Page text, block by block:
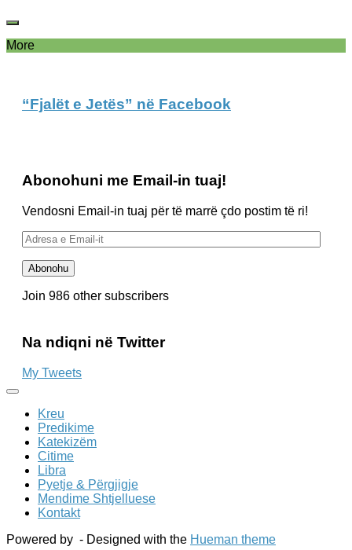
More
“Fjalët e Jetës” në Facebook
Abonohuni me Email-in tuaj!
Vendosni Email-in tuaj për të marrë çdo postim të ri!
Adresa
e
Email-
it
Abonohu
Join 986 other subscribers
Na ndiqni në Twitter
My Tweets
Kreu
Predikime
Katekizëm
Citime
Libra
Pyetje & Përgjigje
Mendime Shtjelluese
Kontakt
Powered by - Designed with the Hueman theme